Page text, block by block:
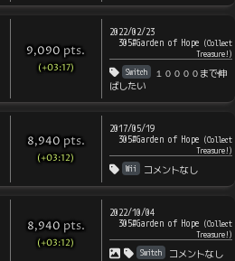
9,090 pts.
(+03:17)
2022/02/23
305#Garden of Hope (Collect
Treasure!)
Switch
１００００まで伸
ばしたい
8,940 pts.
(+03:12)
2017/05/19
305#Garden of Hope (Collect
Treasure!)
Wii
コメントなし
8,940 pts.
(+03:12)
2022/10/04
305#Garden of Hope (Collect
Treasure!)
Switch
コメントなし